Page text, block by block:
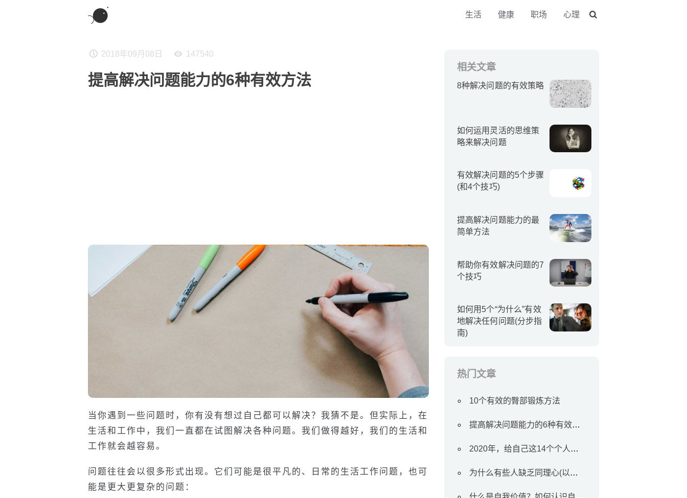
生活 健康 职场 心理
2018年09月08日 147540
提高解决问题能力的6种有效方法
当你遇到一些问题时，你有没有想过自己都可以解决？我猜不是。但实际上，在
生活和工作中，我们一直都在试图解决各种问题。我们做得越好，我们的生活和
工作就会越容易。
问题往往会以很多形式出现。它们可能是很平凡的、日常的生活工作问题，也可
能是更大更复杂的问题：
相关文章
8种解决问题的有效策略
如何运用灵活的思维策
略来解决问题
有效解决问题的5个步骤
(和4个技巧)
提高解决问题能力的最
简单方法
帮助你有效解决问题的7
个技巧
如何用5个“为什么”有效
地解决任何问题(分步指
南)
热门文章
10个有效的臀部锻炼方法
提高解决问题能力的6种有效方法
2020年，给自己这14个个人目标
为什么有些人缺乏同理心(以及如何对待他们)